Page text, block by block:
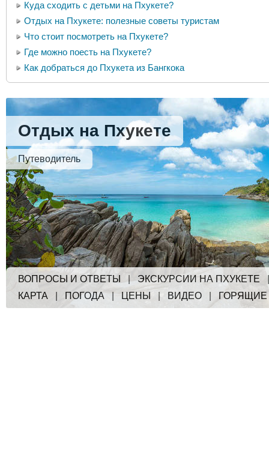
Куда сходить с детьми на Пхукете?
Отдых на Пхукете: полезные советы туристам
Что стоит посмотреть на Пхукете?
Где можно поесть на Пхукете?
Как добраться до Пхукета из Бангкока
Отдых на Пхукете
Путеводитель
ВОПРОСЫ И ОТВЕТЫ |ЭКСКУРСИИ НА ПХУКЕТЕ
КАРТА
ПОГОДА | ЦЕНЫ ВИДЕО ГОРЯЩИЕ